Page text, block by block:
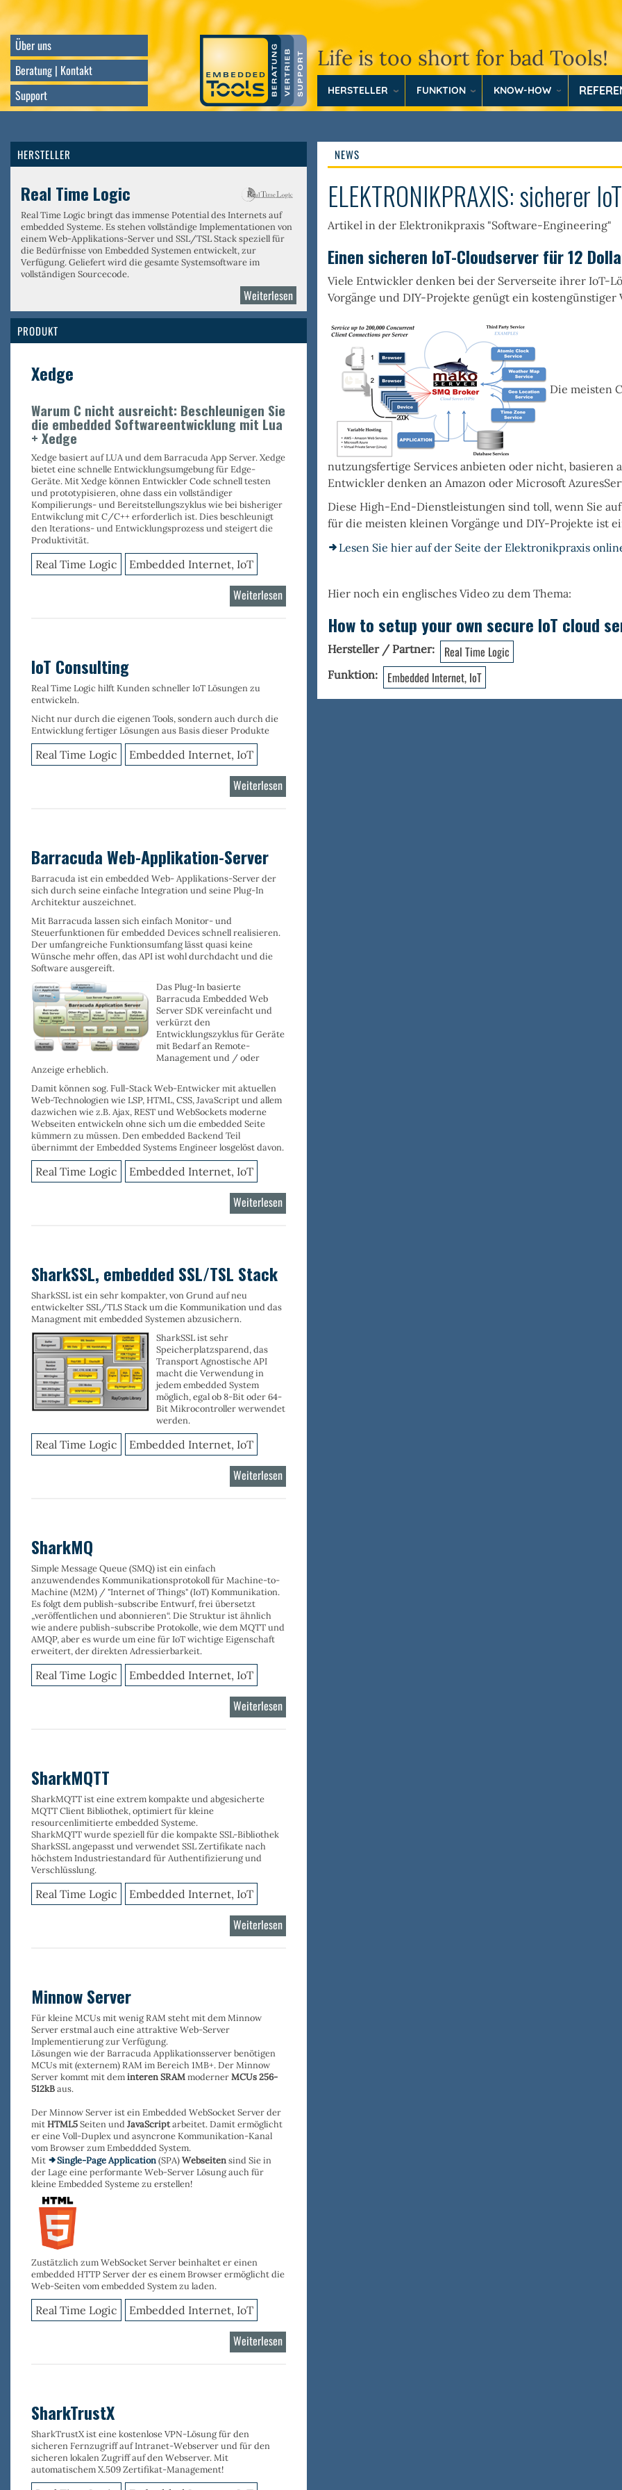
Direkt
InhaltÜber uns
Beratung | Kontakt
Support
Life is too short for bad Tools!
HERSTELLER FUNKTION KNOW-HOW
HERSTELLER
Real Time Logic
Real Time Logic bringt das immense Potential des Internets auf
embedded Systeme. Es stehen vollständige Implementationen von
einemWeb-Applikations-Serverund SSL/TSL Stackspeziell für
die Bedürfnisse von Embedded Systemen entwickelt, zur
Verfügung. Geliefert wird die gesamte Systemsoftware im
vollständigen Sourcecode.
Weiterlesenüber
Real
Logic
PRODUKT
Xedge
Warum C nicht ausreicht: Beschleunigen Sie
die embedded Softwareentwicklung mit Lua
+ Xedge
Xedge basiert auf LUA und dem Barracuda App Server. Xedge
bietet eine schnelle Entwicklungsumgebung für Edge-
Geräte. Mit Xedge können Entwickler Code schnell testen
und prototypisieren, ohne dass ein vollständiger
Kompilierungs- und Bereitstellungszyklus wie bei bisheriger
Entwikclung mit C/C++ erforderlich ist. Dies beschleunigt
den Iterations- und Entwicklungsprozess und steigert die
Produktivität.
Real Time Logic Embedded Internet, IoT
Weiterlesenüber
Xedge
IoT Consulting
Real Time Logic hilft Kunden schneller IoT Lösungen zu
entwickeln.
Nicht nur durch die eigenen Tools, sondern auch durch die
Entwicklung fertiger Lösungen aus Basis dieser Produkte
Real Time Logic Embedded Internet, IoT
Weiterlesenüber
IoT
Barracuda Web-Applikation-Server
Barracuda ist ein embedded Web- Applikations-Serverder
sich durch seineeinfache Integration und seinePlug-In
Architekturauszeichnet.
Mit Barracuda lassen sich einfach Monitor- und
Steuerfunktionen für embedded Devicesschnell realisieren.
Derumfangreiche Funktionsumfanglässt quasi keine
Wünsche mehr offen, das API ist wohl durchdachtund die
Software ausgereift.
Das Plug-In basierte
Barracuda Embedded Web
Server SDK vereinfacht und
verkürzt den
Entwicklungszyklusfür Geräte
mit Bedarf an Remote-
Managementund / oder
Anzeigeerheblich.
Damit können sog. Full-Stack Web-Entwickermit aktuellen
Web-Technologien wieLSP, HTML, CSS, JavaScriptund allem
dazwichen wie z.B. Ajax, RESTund WebSocketsmoderne
Webseiten entwickeln ohne sich um die embedded Seite
kümmern zu müssen. Den embedded Backend Teil
übernimmt der Embedded Systems Engineer losgelöst davon.
Real Time Logic Embedded Internet, IoT
Weiterlesenüber
Barracuda
SharkSSL, embedded SSL/TSL Stack
SharkSSL ist ein sehr kompakter, von Grund auf neu
entwickelter SSL/TLS Stack um die Kommunikation und das
Managment mit embedded Systemen abzusichern.
SharkSSL ist sehr
Speicherplatzsparend, das
Transport Agnostische API
macht die Verwendung in
jedem embedded System
möglich, egal ob 8-Bit oder 64-
Bit Mikrocontroller werwendet
werden.
Real Time Logic Embedded Internet, IoT
Weiterlesenüber
SharkSSL,
SharkMQ
Simple Message Queue (SMQ) ist ein einfach
anzuwendendes Kommunikationsprotokoll für Machine-to-
Machine (M2M) / "Internet of Things" (IoT) Kommunikation.
Es folgt dem publish-subscribe Entwurf, frei übersetzt
„veröffentlichen und abonnieren“. Die Struktur ist ähnlich
wie andere publish-subscribe Protokolle, wie dem MQTT und
AMQP, aber es wurde um eine für IoT wichtige Eigenschaft
erweitert, der direkten Adressierbarkeit.
Real Time Logic Embedded Internet, IoT
Weiterlesenüber
SharkMQ
SharkMQTT
SharkMQTT ist eine extrem kompakte und abgesicherte
MQTT Client Bibliothek, optimiert für kleine
resourcenlimitierte embedded Systeme.
SharkMQTT wurde speziell für die kompakte SSL-Bibliothek
SharkSSL angepasst und verwendet SSL Zertifikate nach
höchstem Industriestandard für Authentifizierung und
Verschlüsslung.
Real Time Logic Embedded Internet, IoT
Weiterlesenüber
SharkMQTT
Minnow Server
Für kleine MCUs mit wenig RAM steht mit dem Minnow
Server erstmal auch eine attraktive Web-Server
Implementierung zur Verfügung.
Lösungen wie der Barracuda Applikationsserver benötigen
MCUs mit (externem) RAM im Bereich 1MB+. Der Minnow
Server kommt mit deminteren SRAMmodernerMCUs 256-
512kBaus.
Der Minnow Server ist ein Embedded WebSocket Server der
mitHTML5Seiten und JavaScriptarbeitet. Damit ermöglicht
er eine Voll-Duplex und asyncrone Kommunikation-Kanal
vom Browser zum Embeddded System.
Mit
Single-Page Application(SPA)Webseitensind Sie in
der Lage eine performante Web-Server Lösung auch für
kleine Embedded Systeme zu erstellen!
Zustätzlich zum WebSocket Server beinhaltet er einen
embedded HTTP Server der es einem Browser ermöglicht die
Web-Seiten vom embedded System zu laden.
Real Time Logic Embedded Internet, IoT
Weiterlesenüber
Minnow
SharkTrustX
SharkTrustX ist eine kostenlose VPN-Lösung für den
sicheren Fernzugriff auf Intranet-Webserver und für den
sicheren lokalen Zugriff auf den Webserver. Mit
automatischem X.509 Zertifikat-Management!
NEWS
ELEKTRONIKPRAXIS: sicherer
Artikel in der Elektronikpraxis "Software-Engineering"
Einen sicheren IoT-Cloudserver für 12
Viele Entwickler denken bei der Serverseite ihrer IoT-
Vorgänge und DIY-Projekte genügt ein kostengünstiger
Die meisten
nutzungsfertige Services anbieten oder nicht, basieren
Entwickler denken an Amazon oder Microsoft
Diese High-End-Dienstleistungen sind toll, wenn Sie
für die meisten kleinen Vorgänge und DIY-Projekte ist
Lesen Sie hier auf der Seite der Elektronikpraxis
Hier noch ein englisches Video zu dem Thema:
How to setup your own secure IoT cloud
Hersteller / Partner Real Time Logic
Funktion Embedded Internet, IoT